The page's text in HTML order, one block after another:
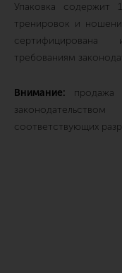
Упаковка
тренировок и
требованиям
Внимание: продажа
соответствующих